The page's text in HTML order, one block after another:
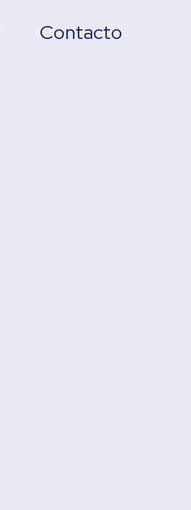
Contacto